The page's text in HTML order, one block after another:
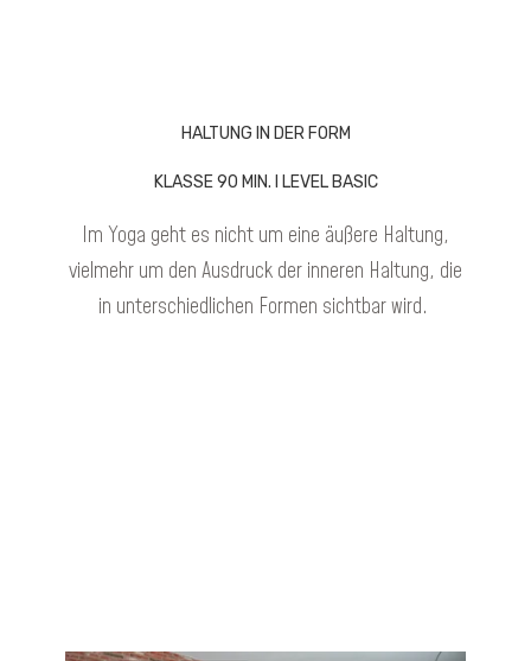
HALTUNG IN DER FORM
KLASSE 90 MIN. I LEVEL BASIC
Im Yoga geht es nicht um eine äußere Haltung,
vielmehr um den Ausdruck der inneren Haltung, die
in unterschiedlichen Formen sichtbar wird.